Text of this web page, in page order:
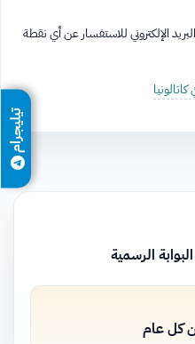
الإلكتروني للاستفسار عن أي نقطة
الرسمية
تيليجرام